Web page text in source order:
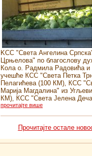
KСС "Света Ангелина
Црњелова" по благослову
Кола о. Радмила Радовића и
учешће КСС "Света Петка
Пелагићева (100 КМ), КСС
Марија Магдалина" из
КМ), КСС "Света Јелена
прочитајте више
Прочитајте остале